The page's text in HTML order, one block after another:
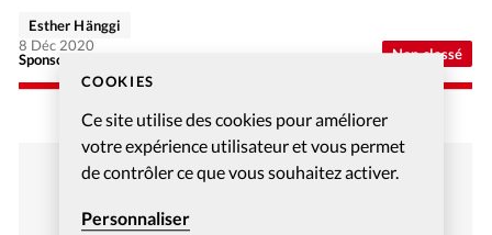
COOKIES
Ce site utilise des cookies pour améliorer
votre expérience utilisateur et vous permet
de contrôler ce que vous souhaitez activer.
Personnaliser
Non classé
Sponsorisé - Alliance Biblilque Française
Esther Hänggi
8 Déc 2020